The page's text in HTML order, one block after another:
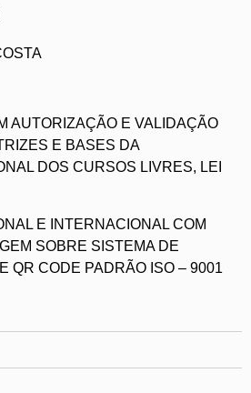
AUTORIZAÇÃO E VALIDAÇÃO
E BASES DA
DOS CURSOS LIVRES, LEI
E INTERNACIONAL COM
SOBRE SISTEMA DE
QR CODE PADRÃO ISO – 9001